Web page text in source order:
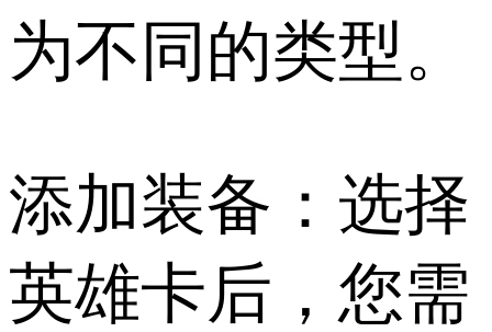
为不同的类型。
添加装备：选择
英雄卡后，您需